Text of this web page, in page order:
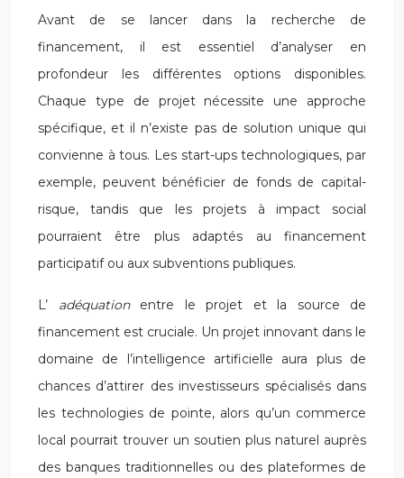
Avant de se lancer dans la recherche de
financement, il est essentiel d’analyser en
profondeur les différentes options disponibles.
Chaque type de projet nécessite une approche
spécifique, et il n’existe pas de solution unique qui
convienne à tous. Les start-ups technologiques, par
exemple, peuvent bénéficier de fonds de capital-
risque, tandis que les projets à impact social
pourraient être plus adaptés au financement
participatif ou aux subventions publiques.
L’ adéquation entre le projet et la source de
financement est cruciale. Un projet innovant dans le
domaine de l’intelligence artificielle aura plus de
chances d’attirer des investisseurs spécialisés dans
les technologies de pointe, alors qu’un commerce
local pourrait trouver un soutien plus naturel auprès
des banques traditionnelles ou des plateformes de